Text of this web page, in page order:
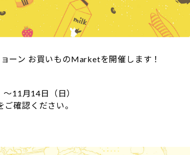
ーン お買いものMarketを開催します！
11月14日（日）
ご確認ください。